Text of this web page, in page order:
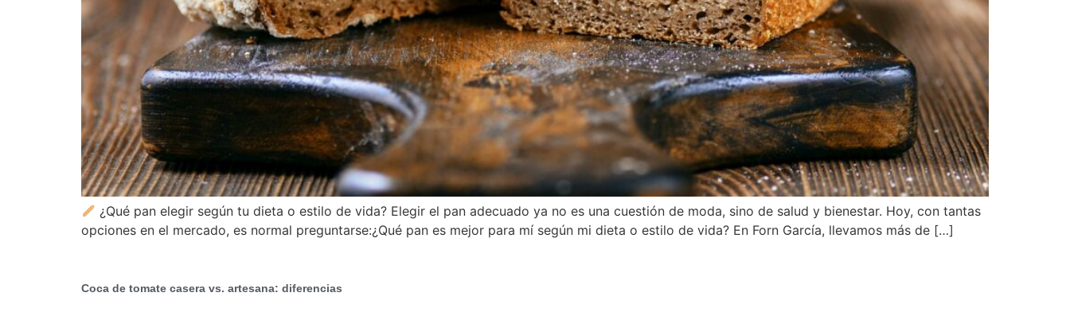
¿Qué pan elegir según tu dieta o estilo de vida? Elegir el pan adecuado ya no es una cuestión de moda, sino de salud y bienestar. Hoy, con tantas
opciones en el mercado, es normal preguntarse:¿Qué pan es mejor para mí según mi dieta o estilo de vida? En Forn García, llevamos más de […]
Coca de tomate casera vs. artesana: diferencias